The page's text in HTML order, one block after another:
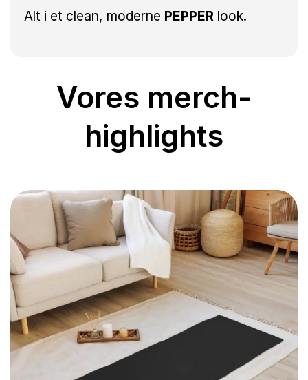
Alt i et clean, moderne PEPPER look.
Vores merch-
highlights